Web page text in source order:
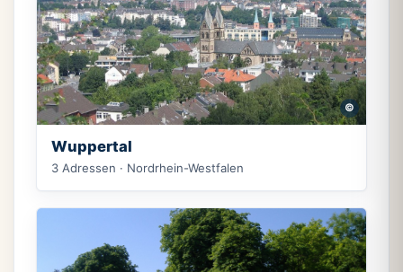
©
Wuppertal
3 Adressen · Nordrhein-Westfalen